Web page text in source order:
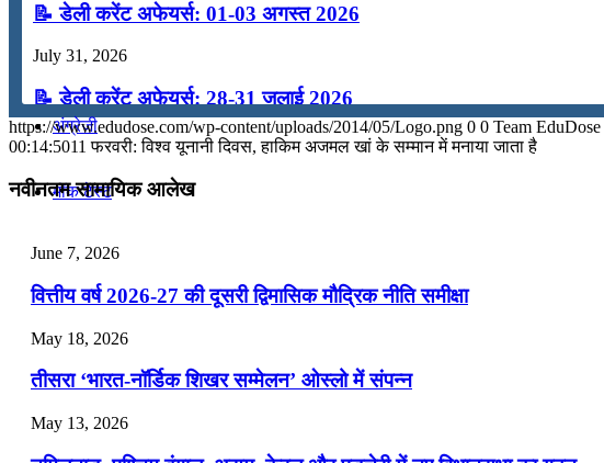
कंप्यूटर
अंग्रेजी
मॉक टेस्ट
टुडेज जीके
📝 डेली करेंट अफेयर्स: 01-03 अगस्त 2026
July 31, 2026
📝 डेली करेंट अफेयर्स: 28-31 जुलाई 2026
July 28, 2026
📝 डेली करेंट अफेयर्स: 25-27 जुलाई 2026
📝 डेली करेंट अफेयर्स: 22-24 जुलाई 2026
July 22, 2026
📝 डेली करेंट अफेयर्स: 19-21 जुलाई 2026
July 19, 2026
📝 डेली करेंट अफेयर्स: 16-18 जुलाई 2026
https://www.edudose.com/wp-content/uploads/2014/05/Logo.png 0 0 Team EduDose
00:14:5011 फरवरी: विश्‍व यूनानी दिवस, हाकिम अजमल खां के सम्‍मान में मनाया जाता है
नवीनतम सामायिक आलेख
June 7, 2026
वित्तीय वर्ष 2026-27 की दूसरी द्विमासिक मौद्रिक नीति समीक्षा
May 18, 2026
तीसरा ‘भारत-नॉर्डिक शिखर सम्मेलन’ ओस्लो में संपन्न
May 13, 2026